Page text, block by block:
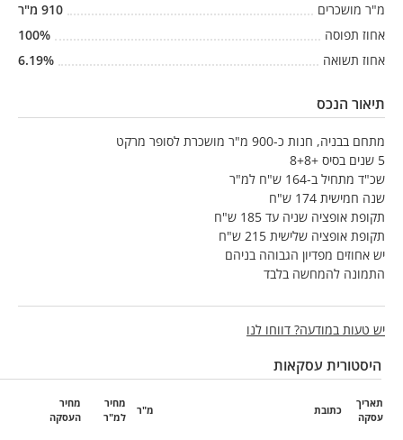
מ"ר מושכרים
910 מ"ר
אחוז תפוסה
100%
אחוז תשואה
6.19%
תיאור הנכס
מתחם בבניה, חנות כ-900 מ"ר מושכרת לסופר מרקט
5 שנים בסיס +8+8
שכ"ד מתחיל ב-164 ש"ח למ"ר
שנה חמישית 174 ש"ח
תקופת אופציה שניה עד 185 ש"ח
תקופת אופציה שלישית 215 ש"ח
יש אחוזים מפדיון הגבוהה בניהם
התמונה להמחשה בלבד
יש טעות במודעה? דווחו לנו
היסטורית עסקאות
תאריך
עסקה
כתובת מ"ר
מחיר
למ"ר
מחיר
העסקה